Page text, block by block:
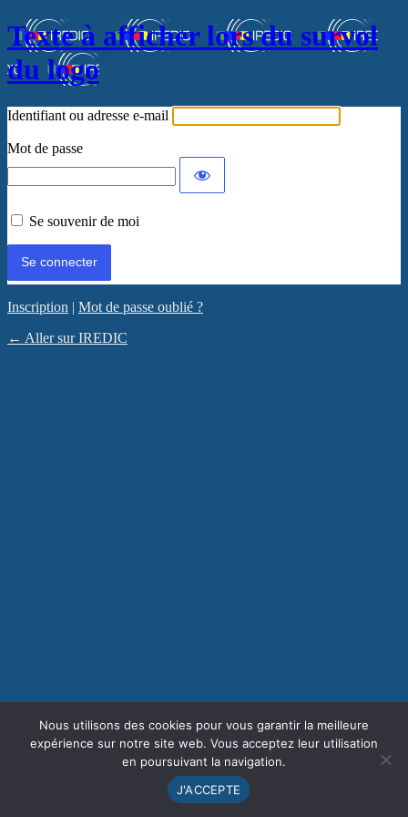
Texte à afficher lors du survol
du logo
Identifiant ou adresse e-mail
Mot de passe
Se souvenir de moi
Inscription | Mot de passe oublié ?
← Aller sur IREDIC
Nous utilisons des cookies pour vous garantir la meilleure
expérience sur notre site web. Vous acceptez leur utilisation
en poursuivant la navigation.
J'ACCEPTE